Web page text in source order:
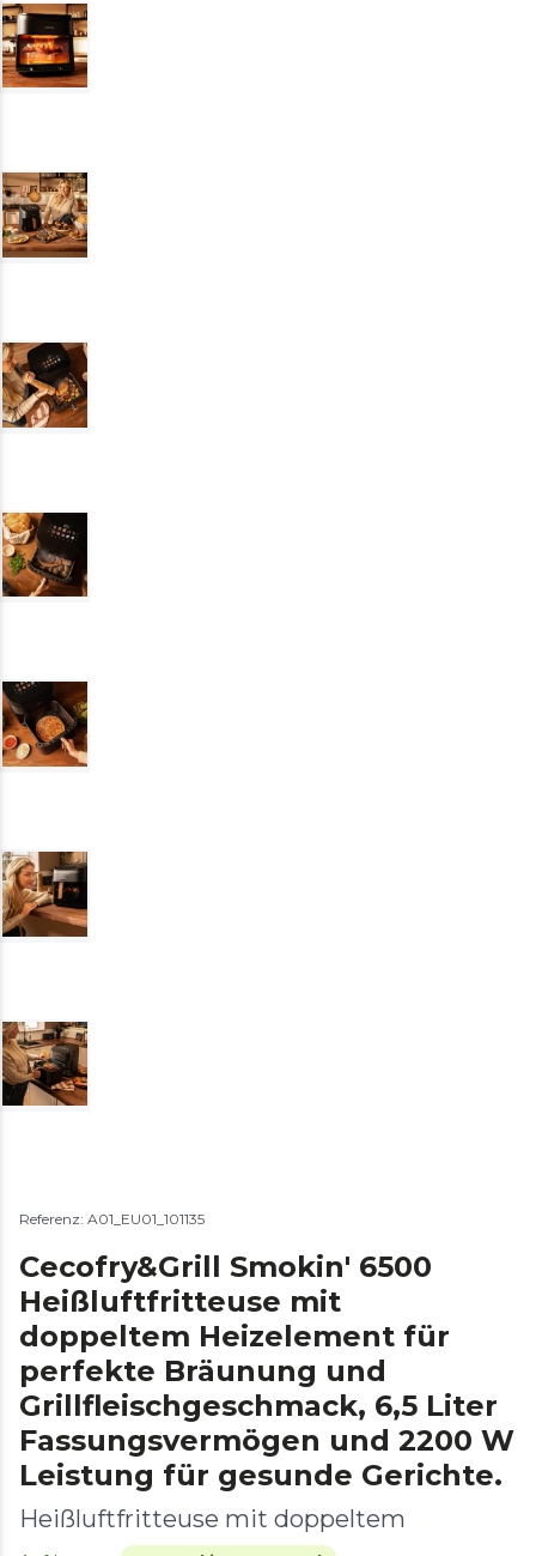
Referenz: A01_EU01_101135
Cecofry&Grill Smokin' 6500
Heißluftfritteuse mit
doppeltem Heizelement für
perfekte Bräunung und
Grillfleischgeschmack, 6,5 Liter
Fassungsvermögen und 2200 W
Leistung für gesunde Gerichte.
Heißluftfritteuse mit doppeltem